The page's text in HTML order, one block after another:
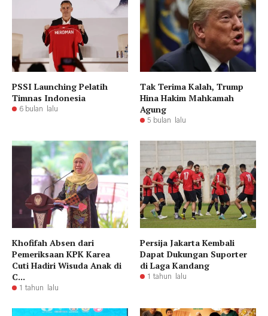
PSSI Launching Pelatih
Timnas Indonesia
6 bulan lalu
Tak Terima Kalah, Trump
Hina Hakim Mahkamah
Agung
5 bulan lalu
Khofifah Absen dari
Pemeriksaan KPK Karea
Cuti Hadiri Wisuda Anak di
C...
1 tahun lalu
Persija Jakarta Kembali
Dapat Dukungan Suporter
di Laga Kandang
1 tahun lalu